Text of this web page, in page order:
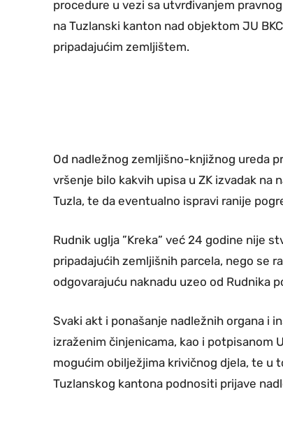
procedure u vezi sa utvrđivanjem
na Tuzlanski kanton nad objektom JU
pripadajućim zemljištem.
Od nadležnog zemljišno-knjižnog ureda
vršenje bilo kakvih upisa u ZK izvadak na
Tuzla, te da eventualno ispravi ranije
Rudnik uglja ”Kreka” već 24 godine nije
pripadajućih zemljišnih parcela, nego se
odgovarajuću naknadu uzeo od Rudnika
Svaki akt i ponašanje nadležnih organa i
izraženim činjenicama, kao i potpisanom
mogućim obilježjima krivičnog djela, te
Tuzlanskog kantona podnositi prijave